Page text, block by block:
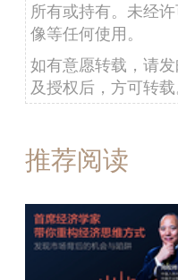
所有或持有。未经
像等任何使用。
如有意愿转载，请
及授权后，方可转载
推荐阅读